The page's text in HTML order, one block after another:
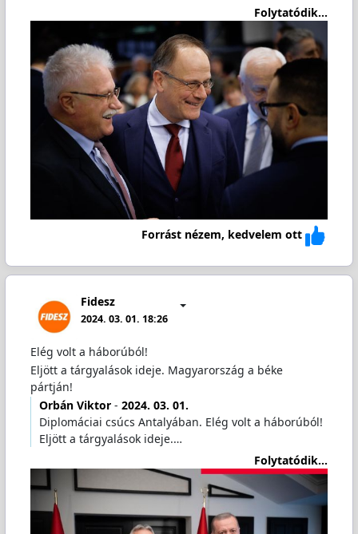
Folytatódik...
Forrást nézem, kedvelem ott
Fidesz
2024. 03. 01. 18:26
Elég volt a háborúból!
Eljött a tárgyalások ideje. Magyarország a béke
pártján!
Orbán Viktor- 2024. 03. 01.
Diplomáciai csúcs Antalyában. Elég volt a háborúból!
Eljött a tárgyalások ideje.…
Folytatódik...